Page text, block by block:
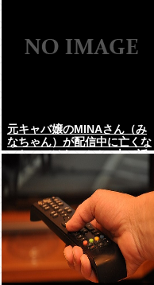
元キャバ嬢のMINAさん（み
なちゃん）が配信中に亡くな
ったのではないかとX上で話
題に（※動画あり）